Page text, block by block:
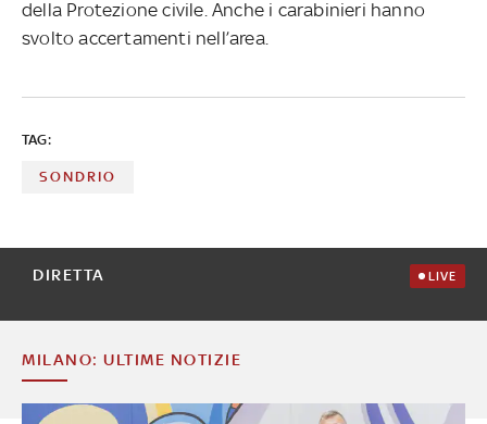
della Protezione civile. Anche i carabinieri hanno
svolto accertamenti nell’area.
TAG:
SONDRIO
DIRETTA LIVE
MILANO: ULTIME NOTIZIE